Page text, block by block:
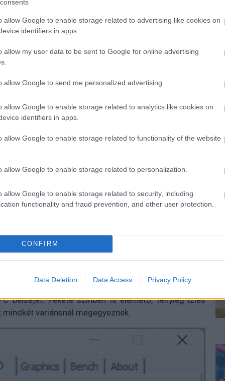
allow Google to enable storage related to advertising like cookies on
identifiers in apps.
allow my user data to be sent to Google for online advertising
allow Google to send me personalized advertising.
allow Google to enable storage related to analytics like cookies on
identifiers in apps.
allow Google to enable storage related to functionality of the website
allow Google to enable storage related to personalization.
allow Google to enable storage related to security, including
functionality and fraud prevention, and other user protection.
CONFIRM
Data Deletion Data Access Privacy Policy
BIOS-ában turkálsz még egy picit, és lejjebb viszed az
ha azt vesszük alapul, hogy a PC-építők többsége a
mára elég jó ár-érték arányok alakultak ki itt,
lehetővé teszi, hogy a hozzáértők egy-két
ki az adott modulból. Szerencse kérdése is a
ad az ADATA.
profil áldás lehet mindazok számára, akik a
és nem szívesen nézik a túlzó és több helyet
RGB-fénycsíknak, a fehér szín pedig kedves lehet
belsejét. Fekete színben is elérhető, tényleg ízlés
variánsnál megegyeznek.